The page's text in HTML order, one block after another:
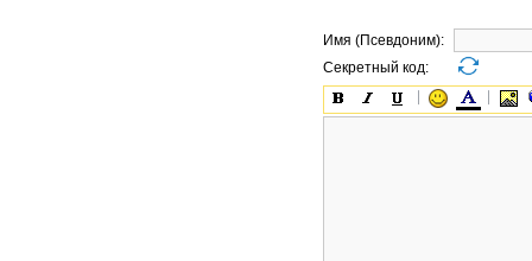
Имя (Псевдоним):
Секретный код: